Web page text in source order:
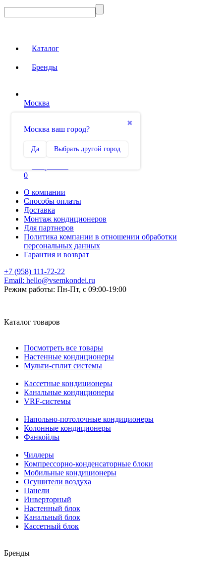
Каталог
Бренды
Москва
✖
Москва ваш город?
Да Выбрать другой город
Сравнение
0
О компании
Способы оплаты
Доставка
Монтаж кондиционеров
Для партнеров
Политика компании в отношении обработки
персональных данных
Гарантия и возврат
+7 (958) 111-72-22
Email: hello@vsemkondei.ru
Режим работы: Пн-Пт, с 09:00-19:00
Каталог товаров
Посмотреть все товары
Настенные кондиционеры
Мульти-сплит системы
Кассетные кондиционеры
Канальные кондиционеры
VRF-системы
Напольно-потолочные кондиционеры
Колонные кондиционеры
Фанкойлы
Чиллеры
Компрессорно-конденсаторные блоки
Мобильные кондиционеры
Осушители воздуха
Панели
Инверторный
Настенный блок
Канальный блок
Кассетный блок
Бренды